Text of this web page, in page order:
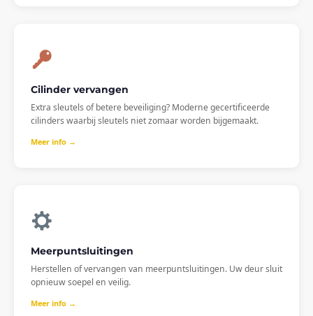
Cilinder vervangen
Extra sleutels of betere beveiliging? Moderne gecertificeerde
cilinders waarbij sleutels niet zomaar worden bijgemaakt.
Meer info →
Meerpuntsluitingen
Herstellen of vervangen van meerpuntsluitingen. Uw deur sluit
opnieuw soepel en veilig.
Meer info →